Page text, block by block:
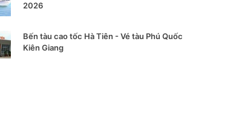
2026
Bến tàu cao tốc Hà Tiên - Vé tàu Phú Quốc
Kiên Giang